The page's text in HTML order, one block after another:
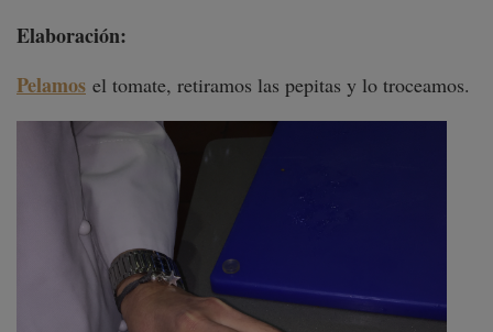
Elaboración:
Pelamos el tomate, retiramos las pepitas y lo troceamos.